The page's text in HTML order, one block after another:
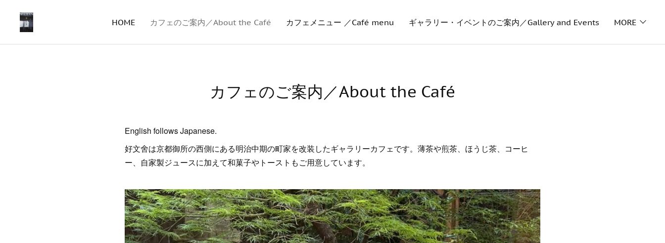
HOME カフェのご案内／About the Café カフェメニュー ／Café menu ギャラリー・イベントのご案内／Gallery and Events MORE
カフェのご案内／About the Café
English follows Japanese.
好文舍は京都御所の西側にある明治中期の町家を改装したギャラリーカフェです。薄茶や煎茶、ほうじ茶、コーヒ
ー、自家製ジュースに加えて和菓子やトーストもご用意しています。